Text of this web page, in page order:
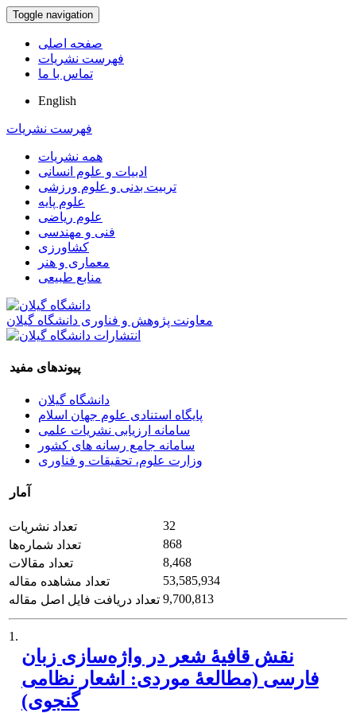
Toggle navigation
صفحه اصلی
فهرست نشریات
تماس با ما
English
فهرست نشریات
همه نشریات
ادبیات و علوم انسانی
تربیت بدنی و علوم ورزشی
علوم پایه
علوم ریاضی
فنی و مهندسی
کشاورزی
معماری و هنر
منابع طبیعی
معاونت پژوهش و فناوری دانشگاه گیلان
پیوندهای مفید
دانشگاه گیلان
پایگاه استنادی علوم جهان اسلام
سامانه ارزیابی نشریات علمی
سامانه جامع رسانه های کشور
وزارت علوم، تحقیقات و فناوری
آمار
تعداد نشریات
32
تعداد شماره‌ها
868
تعداد مقالات
8,468
تعداد مشاهده مقاله
53,585,934
تعداد دریافت فایل اصل مقاله 9,700,813
1.
نقش قافیۀ شعر در واژه‌سازی زبان
فارسی (مطالعۀ ‌موردی: اشعار نظامی
گنجوی)